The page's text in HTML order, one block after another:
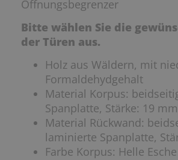
Öffnungsbegrenzer
Bitte wählen Sie die
der Türen aus.
Holz aus Wäldern, mit
Formaldehydgehalt
Material Korpus:
Spanplatte, Stärke: 19 mm
Material Rückwand:
laminierte Spanplatte,
Farbe Korpus: Helle Esche